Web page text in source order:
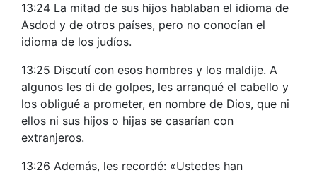
13:24 La mitad de sus hijos hablaban el idioma de
Asdod y de otros países, pero no conocían el
idioma de los judíos.
13:25 Discutí con esos hombres y los maldije. A
algunos les di de golpes, les arranqué el cabello y
los obligué a prometer, en nombre de Dios, que ni
ellos ni sus hijos o hijas se casarían con
extranjeros.
13:26 Además, les recordé: «Ustedes han